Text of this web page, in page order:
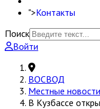
">Контакты
Поиск
Войти
ВОСВОД
Местные новости
В Кузбассе